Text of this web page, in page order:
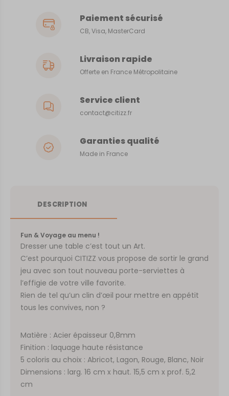
Paiement sécurisé
CB, Visa, MasterCard
Livraison rapide
Offerte en France Métropolitaine
Service client
contact@citizz.fr
Garanties qualité
Made in France
DESCRIPTION
Fun & Voyage au menu !
Dresser une table c’est tout un Art.
C’est pourquoi CITIZZ vous propose de sortir le grand
jeu avec son tout nouveau porte-serviettes à
l’effigie de votre ville favorite.
Rien de tel qu’un clin d’œil pour mettre en appétit
tous les convives, non ?
Matière : Acier épaisseur 0,8mm
Finition : laquage haute résistance
5 coloris au choix : Abricot, Lagon, Rouge, Blanc, Noir
Dimensions : larg. 16 cm x haut. 15,5 cm x prof. 5,2
cm